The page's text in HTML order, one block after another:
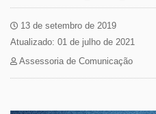
13 de setembro de 2019
Atualizado: 01 de julho de 2021
Assessoria de Comunicação